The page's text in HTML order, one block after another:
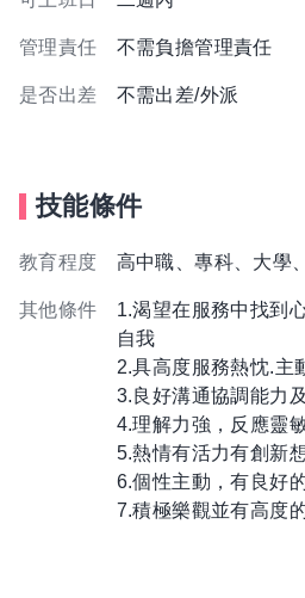
管理責任 不需負擔管理責任
是否出差 不需出差/外派
技能條件
教育程度 高中職、專科、大學
其他條件
1.渴望在服務中找到
自我
2.具高度服務熱忱.主
3.良好溝通協調能力
4.理解力強，反應靈
5.熱情有活力有創新
6.個性主動，有良好
7.積極樂觀並有高度